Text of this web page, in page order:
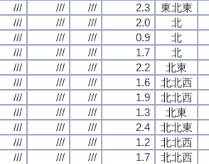
/// /// /// 2.3
東北東
/// /// /// 2.0
北
/// /// /// 0.9
北
/// /// /// 1.7
北
/// /// /// 2.2
北東
/// /// /// 1.6
北北西
/// /// /// 1.9
北北西
/// /// /// 1.3
北東
/// /// /// 2.4
北北東
/// /// /// 1.2
北北西
/// /// /// 1.7
北北西